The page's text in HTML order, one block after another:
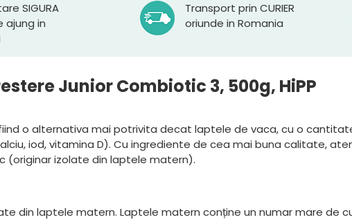
SIGURA
ajung in
Transport prin CURIER
oriunde in Romania
Junior Combiotic 3, 500g, HiPP
o alternativa mai potrivita decat laptele de vaca, cu o
iod, vitamina D). Cu ingrediente de cea mai buna calitate,
(originar izolate din laptele matern).
din laptele matern. Laptele matern conține un numar mare de